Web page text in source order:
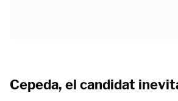
Cepeda, el candidat